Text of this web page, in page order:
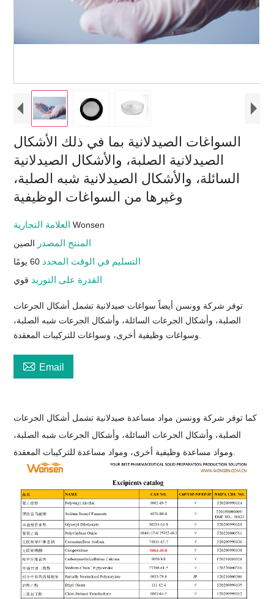
السواغات الصيدلانية بما في ذلك الأشكال
الصيدلانية الصلبة، والأشكال الصيدلانية
السائلة، والأشكال الصيدلانية شبه الصلبة،
وغيرها من السواغات الوظيفية
العلامة التجاريةWonsen
المنتج المصدر الصين
التسليم في الوقت المحدد 60 يومًا
القدرة على التوريد قوي
توفر شركة وونسن أيضاً سواغات صيدلانية تشمل أشكال الجرعات
الصلبة، وأشكال الجرعات السائلة، وأشكال الجرعات شبه الصلبة،
 Email
كما توفر شركة وونسن مواد مساعدة صيدلانية تشمل أشكال الجرعات
الصلبة، وأشكال الجرعات السائلة، وأشكال الجرعات شبه الصلبة،